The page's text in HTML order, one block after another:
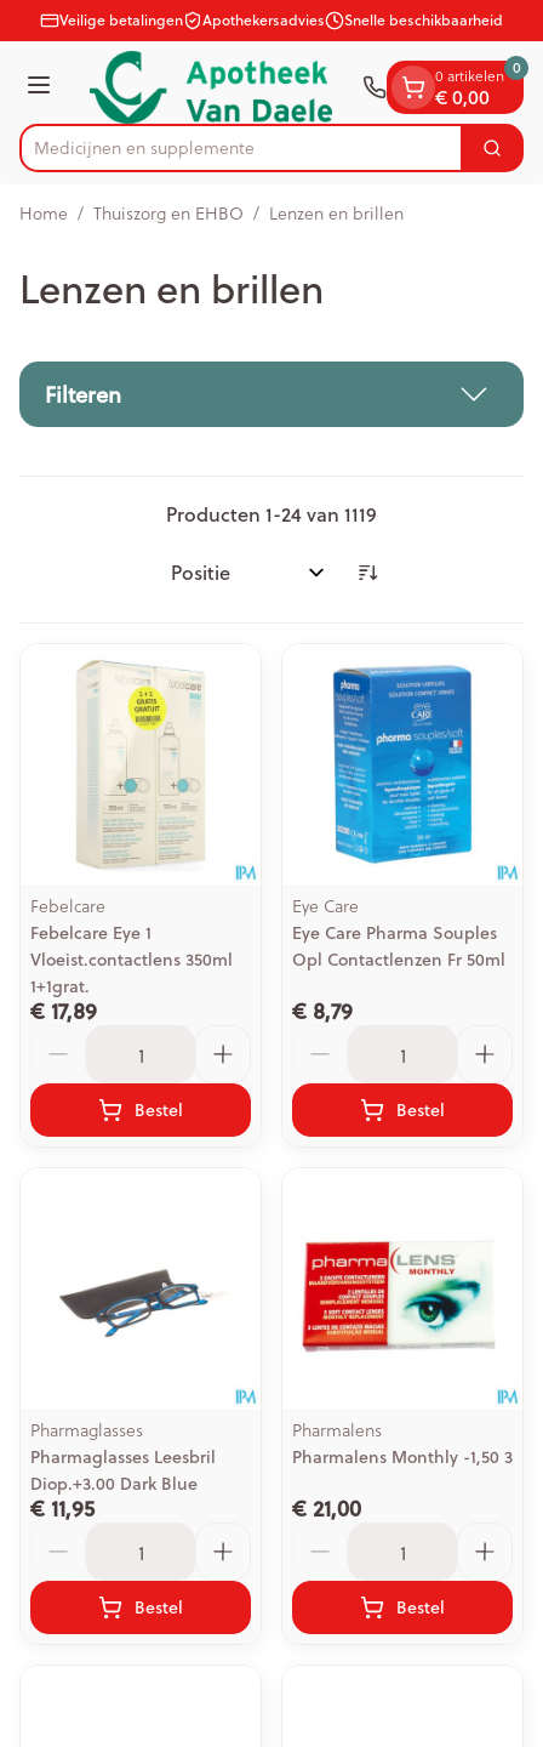
Ga naar de inhoud
1 van 1Veilige betalingen Apothekersadvies Snelle beschikbaarheid
Menu
Product, merk, categorie...
Medici Zoek
0 artikelen
€ 0,00
0
Home / Thuiszorg en EHBO / Lenzen en brillen
Lenzen en brillen
Filteren
Producten 1-24van 1119
Sorteer op:
Febelcare
Febelcare Eye 1
Vloeist.contactlens 350ml
1+1grat.
€ 17,89
Bestel
Eye Care
Eye Care Pharma Souples
Opl Contactlenzen Fr 50ml
€ 8,79
Bestel
Pharmaglasses
Pharmaglasses Leesbril
Diop.+3.00 Dark Blue
€ 11,95
Bestel
Pharmalens
Pharmalens Monthly -1,50 3
€ 21,00
Bestel